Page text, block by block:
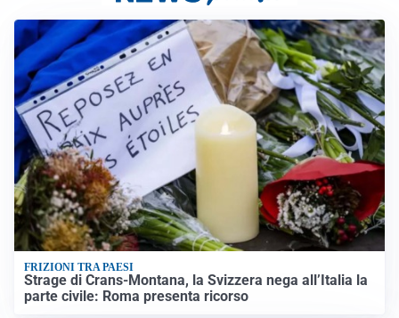
FRIZIONI TRA PAESI
Strage di Crans-Montana, la Svizzera nega all’Italia la
parte civile: Roma presenta ricorso